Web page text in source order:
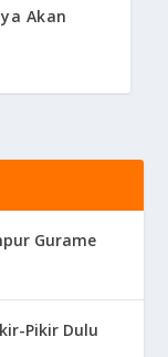
Akan
Gurame
Pikir Dulu